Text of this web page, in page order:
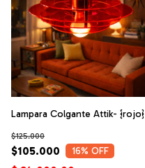
Lampara Colgante Attik- {rojo}
$105.000
$125.000
16% OFF